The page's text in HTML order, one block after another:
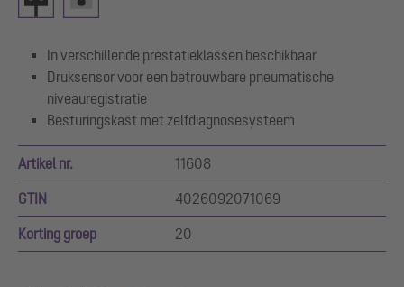
In verschillende prestatieklassen beschikbaar
Druksensor voor een betrouwbare pneumatische
niveauregistratie
Besturingskast met zelfdiagnosesysteem
Artikel nr. 11608
GTIN 4026092071069
Korting groep 20